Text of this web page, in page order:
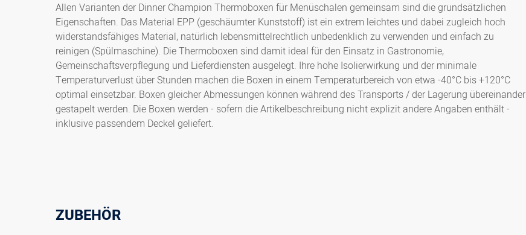
Allen Varianten der Dinner Champion Thermoboxen für Menüschalen gemeinsam sind die grundsätzlichen
Eigenschaften. Das Material EPP (geschäumter Kunststoff) ist ein extrem leichtes und dabei zugleich hoch
widerstandsfähiges Material, natürlich lebensmittelrechtlich unbedenklich zu verwenden und einfach zu
reinigen (Spülmaschine). Die Thermoboxen sind damit ideal für den Einsatz in Gastronomie,
Gemeinschaftsverpflegung und Lieferdiensten ausgelegt. Ihre hohe Isolierwirkung und der minimale
Temperaturverlust über Stunden machen die Boxen in einem Temperaturbereich von etwa -40°C bis +120°C
optimal einsetzbar. Boxen gleicher Abmessungen können während des Transports / der Lagerung übereinander
gestapelt werden. Die Boxen werden - sofern die Artikelbeschreibung nicht explizit andere Angaben enthält -
inklusive passendem Deckel geliefert.
ZUBEHÖR